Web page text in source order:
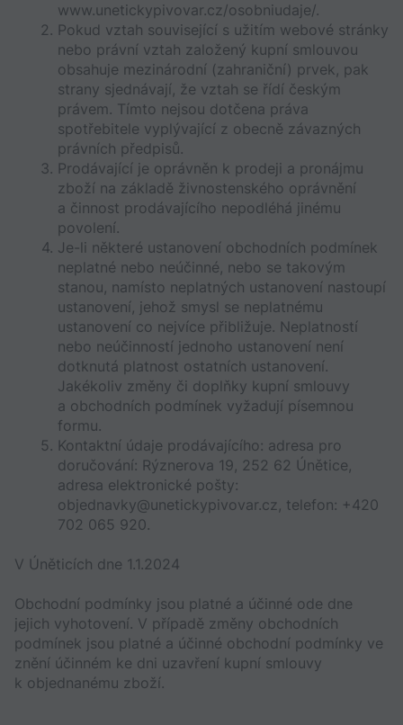
www.unetickypivovar.cz/osobniudaje/.
Pokud vztah související s užitím webové stránky
nebo právní vztah založený kupní smlouvou
obsahuje mezinárodní (zahraniční) prvek, pak
strany sjednávají, že vztah se řídí českým
právem. Tímto nejsou dotčena práva
spotřebitele vyplývající z obecně závazných
právních předpisů.
Prodávající je oprávněn k prodeji a pronájmu
zboží na základě živnostenského oprávnění
a činnost prodávajícího nepodléhá jinému
povolení.
Je-li některé ustanovení obchodních podmínek
neplatné nebo neúčinné, nebo se takovým
stanou, namísto neplatných ustanovení nastoupí
ustanovení, jehož smysl se neplatnému
ustanovení co nejvíce přibližuje. Neplatností
nebo neúčinností jednoho ustanovení není
dotknutá platnost ostatních ustanovení.
Jakékoliv změny či doplňky kupní smlouvy
a obchodních podmínek vyžadují písemnou
formu.
Kontaktní údaje prodávajícího: adresa pro
doručování: Rýznerova 19, 252 62 Únětice,
adresa elektronické pošty:
objednavky@unetickypivovar.cz, telefon: +420
702 065 920.
V Úněticích dne 1.1.2024
Obchodní podmínky jsou platné a účinné ode dne
jejich vyhotovení. V případě změny obchodních
podmínek jsou platné a účinné obchodní podmínky ve
znění účinném ke dni uzavření kupní smlouvy
k objednanému zboží.